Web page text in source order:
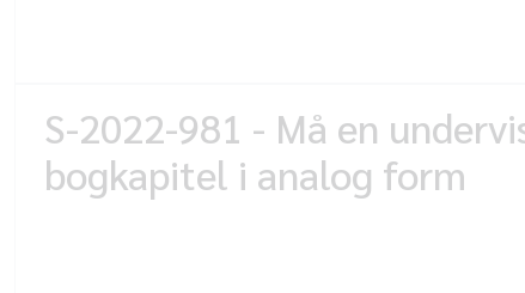
S-2022-981 - Må en
bogkapitel i analog form